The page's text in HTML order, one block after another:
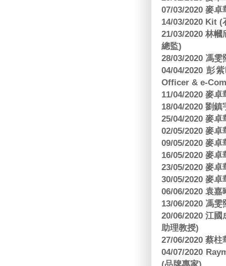
07/03/2020 麥
14/03/2020 Kit
21/03/2020 林
總監)
28/03/2020 馮
04/04/2020 彭
Officer & e-
11/04/2020 麥
18/04/2020 劉
25/04/2020 麥
02/05/2020 麥
09/05/2020 麥
16/05/2020 麥
23/05/2020 麥
30/05/2020 麥
06/06/2020 袁
13/06/2020 馮
20/06/2020 江
助理教授)
27/06/2020 蔡
04/07/2020